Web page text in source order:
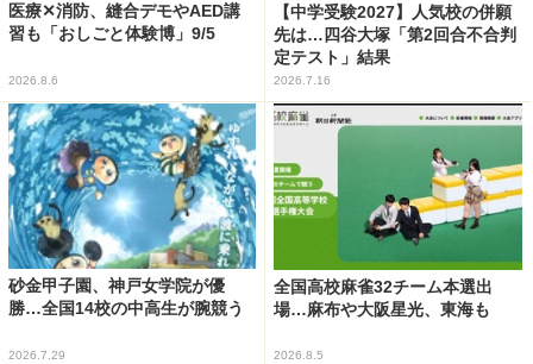
医療✕消防、縫合デモやAED講
習も「おしごと体験博」9/5
2026.8.6
【中学受験2027】人気校の併願
先は…四谷大塚「第2回合不合判
定テスト」結果
2026.7.16
砂金甲子園、神戸女学院が優
勝…全国14校の中高生が腕競う
2026.7.29
全国高校麻雀32チーム本選出
場…麻布や大阪星光、東海も
2026.8.5